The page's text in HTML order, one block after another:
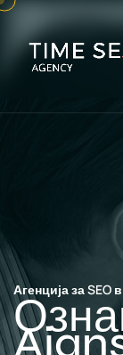
Агенција за SEO